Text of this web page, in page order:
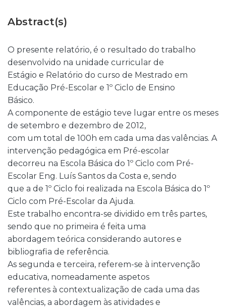
Abstract(s)
O presente relatório, é o resultado do trabalho
desenvolvido na unidade curricular de
Estágio e Relatório do curso de Mestrado em
Educação Pré-Escolar e 1º Ciclo de Ensino
Básico.
A componente de estágio teve lugar entre os meses
de setembro e dezembro de 2012,
com um total de 100h em cada uma das valências. A
intervenção pedagógica em Pré-escolar
decorreu na Escola Básica do 1º Ciclo com Pré-
Escolar Eng. Luís Santos da Costa e, sendo
que a de 1º Ciclo foi realizada na Escola Básica do 1º
Ciclo com Pré-Escolar da Ajuda.
Este trabalho encontra-se dividido em três partes,
sendo que no primeira é feita uma
abordagem teórica considerando autores e
bibliografia de referência.
As segunda e terceira, referem-se à intervenção
educativa, nomeadamente aspetos
referentes à contextualização de cada uma das
valências, a abordagem às atividades e